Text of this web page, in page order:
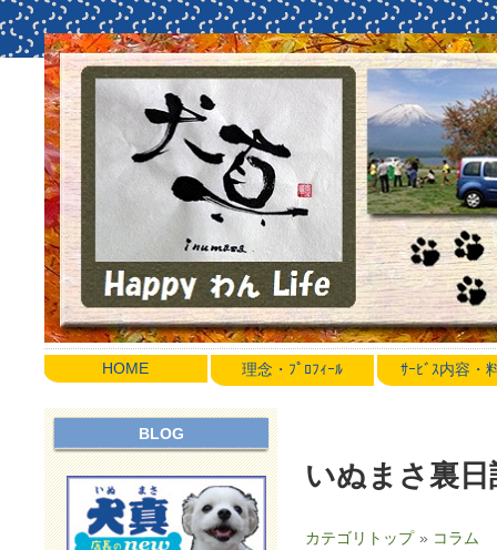
HOME 理念・ﾌﾟﾛﾌｨｰﾙ ｻｰﾋﾞｽ内容・
いぬまさ裏
カテゴリトップ » コラム
BLOG